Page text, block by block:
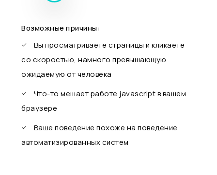
Возможные причины:
Вы просматриваете страницы и кликаете
со скоростью, намного превышающую
ожидаемую от человека
Что-то мешает работе javascript в вашем
браузере
Ваше поведение похоже на поведение
автоматизированных систем